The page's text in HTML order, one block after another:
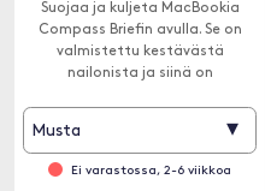
Suojaa ja kuljeta MacBookia
Compass Briefin avulla. Se on
valmistettu kestävästä
nailonista ja siinä on
Musta ▾
Ei varastossa, 2-6 viikkoa